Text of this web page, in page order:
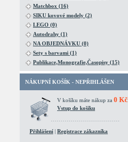
Matchbox (16)
SIKU kovové modely (2)
LEGO (0)
Autodrahy (1)
NA OBJEDNÁVKU (0)
Sety s barvami (1)
Publikace,Monografie,Časopisy (15)
NÁKUPNÍ KOŠÍK - NEPŘIHLÁŠEN
V košíku máte nákup za 0 Kč
Vstup do košíku
Přihlášení | Registrace zákazníka